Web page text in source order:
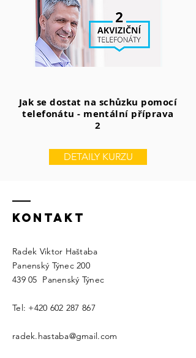
Jak se dostat na schůzku pomocí
telefonátu - mentální příprava
2
DETAILY KURZU
KONTAKT
Radek Viktor Haštaba
Panenský Týnec 200
439 05 Panenský Týnec
Tel: +420 602 287 867
radek.hastaba@gmail.com